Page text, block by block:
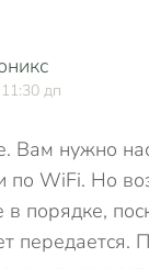
дп
Вам нужно
по WiFi. Но
в порядке,
передается.